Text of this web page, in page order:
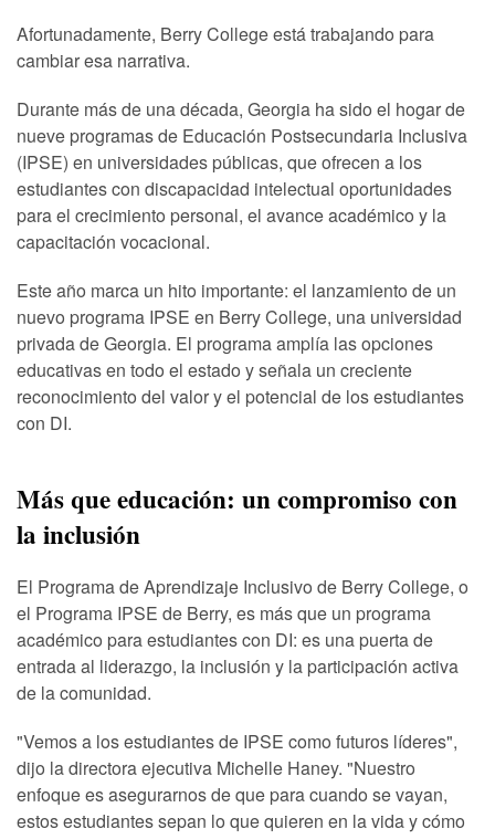
Afortunadamente, Berry College está trabajando para
cambiar esa narrativa.
Durante más de una década, Georgia ha sido el hogar de
nueve programas de Educación Postsecundaria Inclusiva
(IPSE) en universidades públicas, que ofrecen a los
estudiantes con discapacidad intelectual oportunidades
para el crecimiento personal, el avance académico y la
capacitación vocacional.
Este año marca un hito importante: el lanzamiento de un
nuevo programa IPSE en Berry College, una universidad
privada de Georgia. El programa amplía las opciones
educativas en todo el estado y señala un creciente
reconocimiento del valor y el potencial de los estudiantes
con DI.
Más que educación: un compromiso con
la inclusión
El Programa de Aprendizaje Inclusivo de Berry College, o
el Programa IPSE de Berry, es más que un programa
académico para estudiantes con DI: es una puerta de
entrada al liderazgo, la inclusión y la participación activa
de la comunidad.
"Vemos a los estudiantes de IPSE como futuros líderes",
dijo la directora ejecutiva Michelle Haney. "Nuestro
enfoque es asegurarnos de que para cuando se vayan,
estos estudiantes sepan lo que quieren en la vida y cómo